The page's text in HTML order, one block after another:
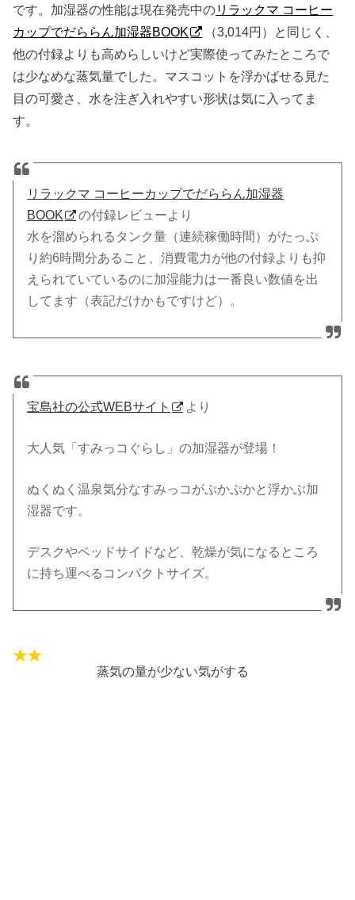
です。加湿器の性能は現在発売中のリラックマ コーヒー
カップでだららん加湿器BOOK
（3,014円）と同じく、
他の付録よりも高めらしいけど実際使ってみたところで
は少なめな蒸気量でした。マスコットを浮かばせる見た
目の可愛さ、水を注ぎ入れやすい形状は気に入ってま
す。
リラックマ コーヒーカップでだららん加湿器
BOOK
の付録レビューより
水を溜められるタンク量（連続稼働時間）がたっぷ
り約6時間分あること、消費電力が他の付録よりも抑
えられていているのに加湿能力は一番良い数値を出
してます（表記だけかもですけど）。
宝島社の公式WEBサイト より
大人気「すみっコぐらし」の加湿器が登場！
ぬくぬく温泉気分なすみっコがぷかぷかと浮かぶ加
湿器です。
デスクやベッドサイドなど、乾燥が気になるところ
に持ち運べるコンパクトサイズ。
蒸気の量が少ない気がする